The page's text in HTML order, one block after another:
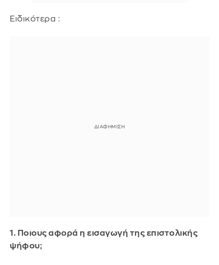
Ειδικότερα :
1. Ποιους αφορά η εισαγωγή της επιστολικής
ψήφου;